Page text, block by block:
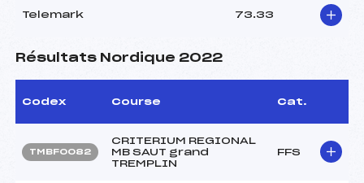
Telemark 73.33
Résultats Nordique 2022
Codex Course Cat.
TMBF0082
CRITERIUM REGIONAL
MB SAUT grand
TREMPLIN
FFS